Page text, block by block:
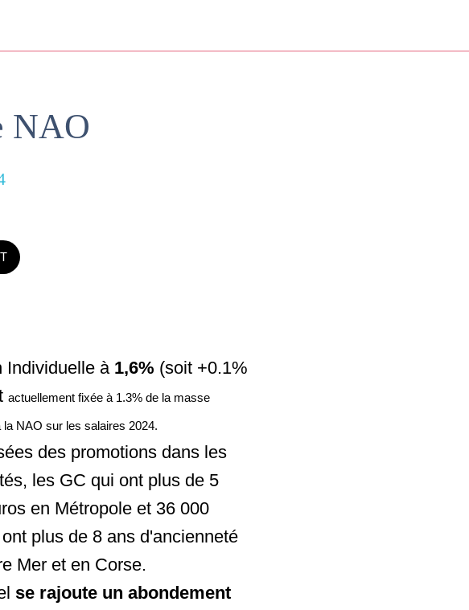
NAO
Individuelle à 1,6% (soit +0.1%
actuellement fixée à 1.3% de la masse
NAO sur les salaires 2024.
des promotions dans les
les GC qui ont plus de 5
en Métropole et 36 000
plus de 8 ans d'ancienneté
Mer et en Corse.
se rajoute un abondement